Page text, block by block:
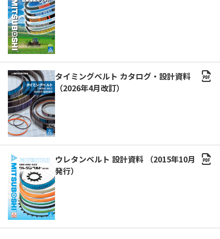
タイミングベルト カタログ・設計資料
（2026年4月改訂）
ウレタンベルト 設計資料 （2015年10月
発行）